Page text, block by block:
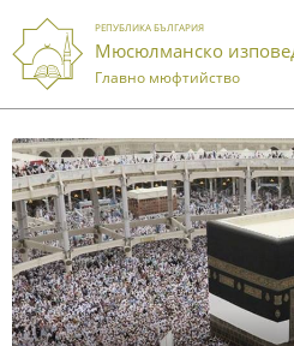
РЕПУБЛИКА БЪЛГАРИЯ
Мюсюлманско
Главно мюфтийство